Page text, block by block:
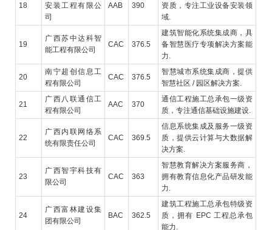
18
安装工程有限公
司
AAB 390
资质，专注工业设备安装领
域.
19
广西苏中达科智
能工程有限公司
CAC 376.5
建筑智能化系统集成商，具
备智慧医疗专项解决方案能
力.
20
南宁超创信息工
程有限公司
CAC 376.5
智慧城市系统集成商，提供
智慧社区 / 园区解决方案.
21
广西八联通信工
程有限公司
AAC 370
通信工程施工总承包一级资
质，专注通信基础设施建设.
22
广西内联网络系
统有限责任公司
CAC 369.5
信息系统集成及服务一级资
质，提供云计算与大数据解
决方案.
23
广西智宇科技有
限公司
CAC 363
智慧教育解决方案服务商，
拥有教育信息化产品研发能
力.
24
广西富林建设集
团有限公司
BAC 362.5
建筑工程施工总承包特级资
质，拥有 EPC 工程总承包
能力.